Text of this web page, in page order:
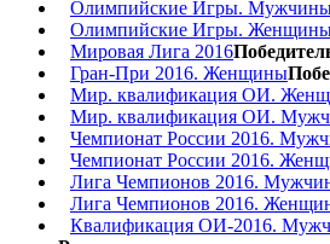
Олимпийские Игры.
Олимпийские Игры.
Мировая Лига 2016
Гран-При 2016. Женщины
Мир. квалификация ОИ.
Мир. квалификация ОИ.
Чемпионат России 2016.
Чемпионат России 2016.
Лига Чемпионов 2016.
Лига Чемпионов 2016.
Квалификация ОИ-2016.